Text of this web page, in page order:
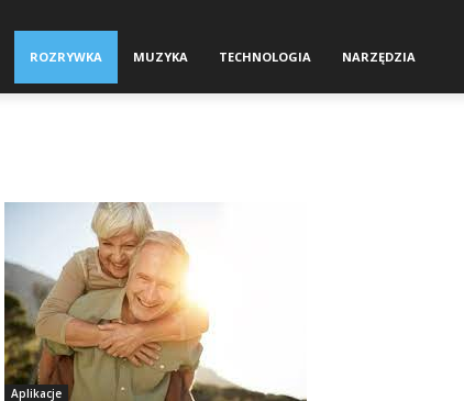
ROZRYWKA MUZYKA TECHNOLOGIA NARZĘDZIA
Aplikacje